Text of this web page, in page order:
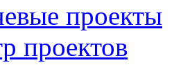
проекты
проектов